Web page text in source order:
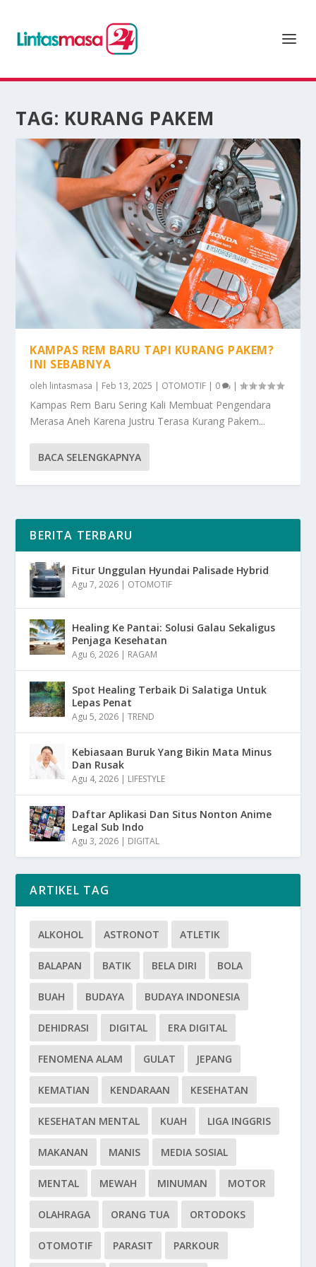
TAG: KURANG PAKEM
KAMPAS REM BARU TAPI KURANG PAKEM?
INI SEBABNYA
oleh lintasmasa | Feb 13, 2025 | OTOMOTIF | 0 |
Kampas Rem Baru Sering Kali Membuat Pengendara
Merasa Aneh Karena Justru Terasa Kurang Pakem...
BACA SELENGKAPNYA
BERITA TERBARU
Fitur Unggulan Hyundai Palisade Hybrid
Agu 7, 2026 | OTOMOTIF
Healing Ke Pantai: Solusi Galau Sekaligus
Penjaga Kesehatan
Agu 6, 2026 | RAGAM
Spot Healing Terbaik Di Salatiga Untuk
Lepas Penat
Agu 5, 2026 |TREND
Kebiasaan Buruk Yang Bikin Mata Minus
Dan Rusak
Agu 4, 2026 | LIFESTYLE
Daftar Aplikasi Dan Situs Nonton Anime
Legal Sub Indo
Agu 3, 2026 | DIGITAL
ARTIKEL TAG
ALKOHOL ASTRONOT ATLETIK
BALAPAN BATIK BELA DIRI BOLA
BUAH BUDAYA BUDAYA INDONESIA
DEHIDRASI DIGITAL ERA DIGITAL
FENOMENA ALAM GULAT JEPANG
KEMATIAN KENDARAAN KESEHATAN
KESEHATAN MENTAL KUAH LIGA INGGRIS
MAKANAN MANIS MEDIA SOSIAL
MENTAL MEWAH MINUMAN MOTOR
OLAHRAGA ORANG TUA ORTODOKS
OTOMOTIF PARASIT PARKOUR